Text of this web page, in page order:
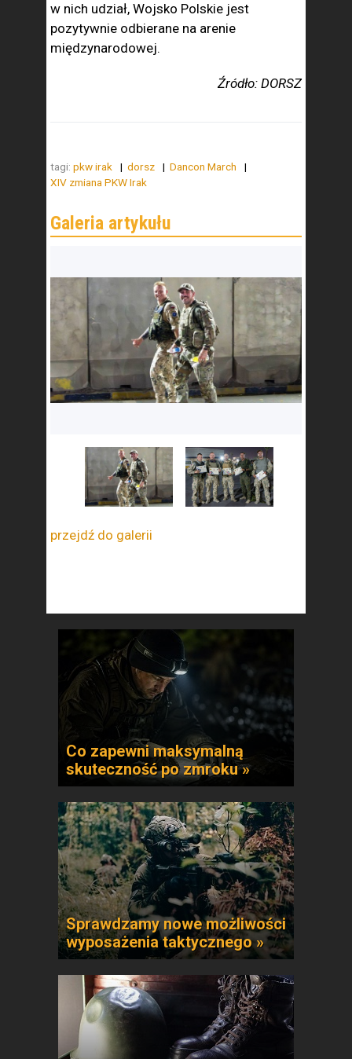
w nich udział, Wojsko Polskie jest
pozytywnie odbierane na arenie
międzynarodowej.
Źródło: DORSZ
tagi: pkw irak dorsz
Dancon March
XIV zmiana PKW Irak
przejdź do galerii
Co zapewni maksymalną
skuteczność po zmroku »
Sprawdzamy nowe możliwości
wyposażenia taktycznego »